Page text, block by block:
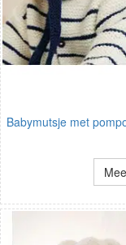
Babymutsje met